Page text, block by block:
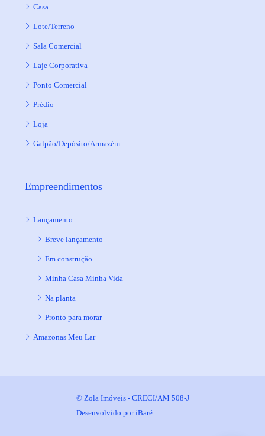
Casa
Lote/Terreno
Sala Comercial
Laje Corporativa
Ponto Comercial
Prédio
Loja
Galpão/Depósito/Armazém
Empreendimentos
Lançamento
Breve lançamento
Em construção
Minha Casa Minha Vida
Na planta
Pronto para morar
Amazonas Meu Lar
© Zola Imóveis - CRECI/AM 508-J
Desenvolvido poriBaré